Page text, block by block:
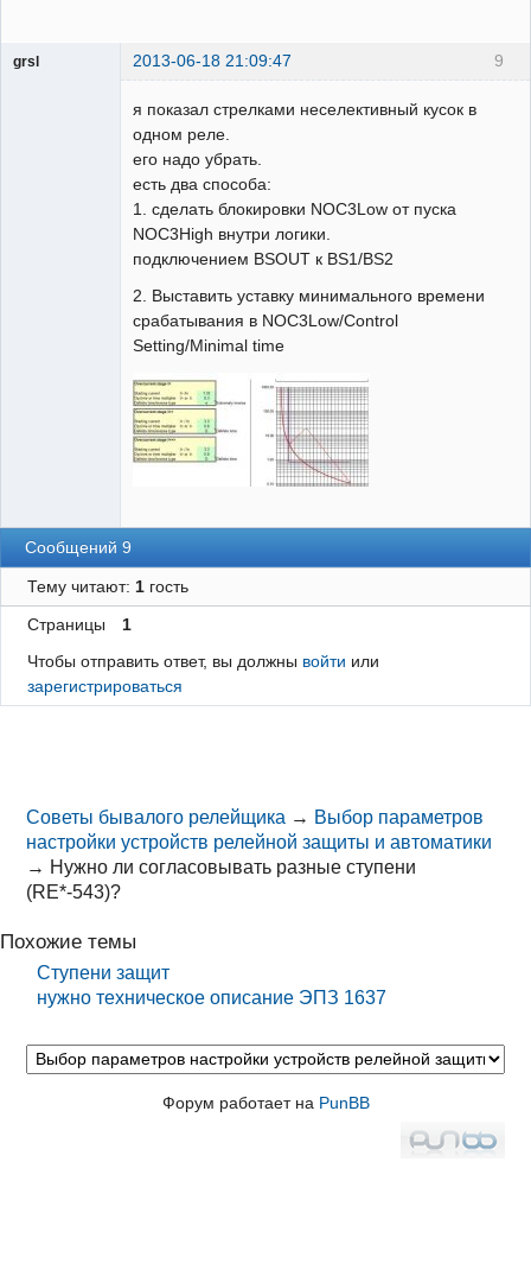
9
grsl 2013-06-18 21:09:47
я показал стрелками неселективный кусок в
одном реле.
его надо убрать.
есть два способа:
1. сделать блокировки NOC3Low от пуска
NOC3High внутри логики.
подключением BSOUT к BS1/BS2
2. Выставить уставку минимального времени
срабатывания в NOC3Low/Control
Setting/Minimal time
Сообщений 9
Тему читают: 1гость
Страницы
1
Чтобы отправить ответ, вы должны войти или
зарегистрироваться
Советы бывалого релейщика → Выбор параметров
настройки устройств релейной защиты и автоматики
→ Нужно ли согласовывать разные ступени
(RE*-543)?
Похожие темы
Ступени защит
нужно техническое описание ЭПЗ 1637
Форум работает на PunBB